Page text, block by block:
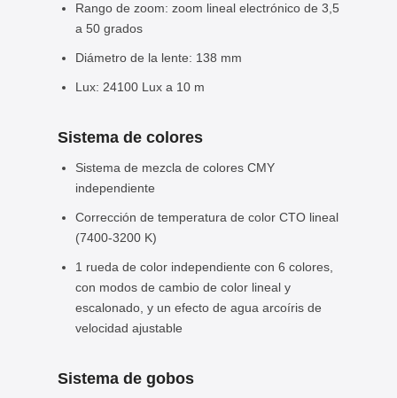
Rango de zoom: zoom lineal electrónico de 3,5
a 50 grados
Diámetro de la lente: 138 mm
Lux: 24100 Lux a 10 m
Sistema de colores
Sistema de mezcla de colores CMY
independiente
Corrección de temperatura de color CTO lineal
(7400-3200 K)
1 rueda de color independiente con 6 colores,
con modos de cambio de color lineal y
escalonado, y un efecto de agua arcoíris de
velocidad ajustable
Sistema de gobos